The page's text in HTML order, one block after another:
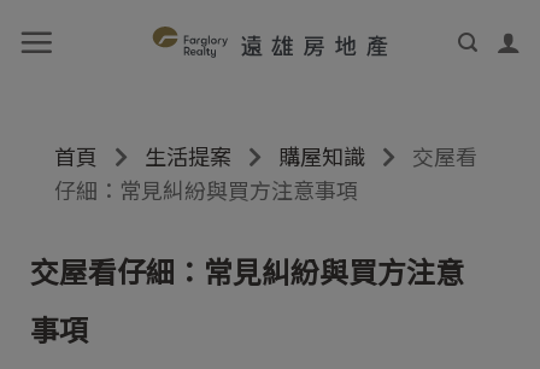
首頁 生活提案 購屋知識
交屋看
仔細：常見糾紛與買方注意事項
交屋看仔細：常見糾紛與買方注意
事項